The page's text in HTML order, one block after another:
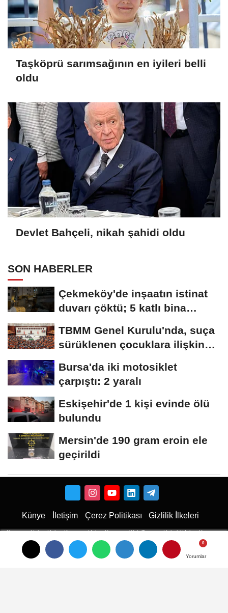
Yorumlar
Yorumlar
Yorumlar
Taşköprü sarımsağının en iyileri belli
oldu
Devlet Bahçeli, nikah şahidi oldu
SON HABERLER
Çekmeköy'de inşaatın istinat
duvarı çöktü; 5 katlı bina
TBMM Genel Kurulu'nda, suça
sürüklenen çocuklara ilişkin
Bursa'da iki motosiklet
çarpıştı: 2 yaralı
Eskişehir'de 1 kişi evinde ölü
bulundu
Mersin'de 190 gram eroin ele
geçirildi
Künye İletişim Çerez Politikası Gizlilik İlkeleri
Karaman Haber Haber Karaman Haber Karaman Web Tasarım Hukuki Haber Karaman
Emlak Karaman Çiçekci
Haber